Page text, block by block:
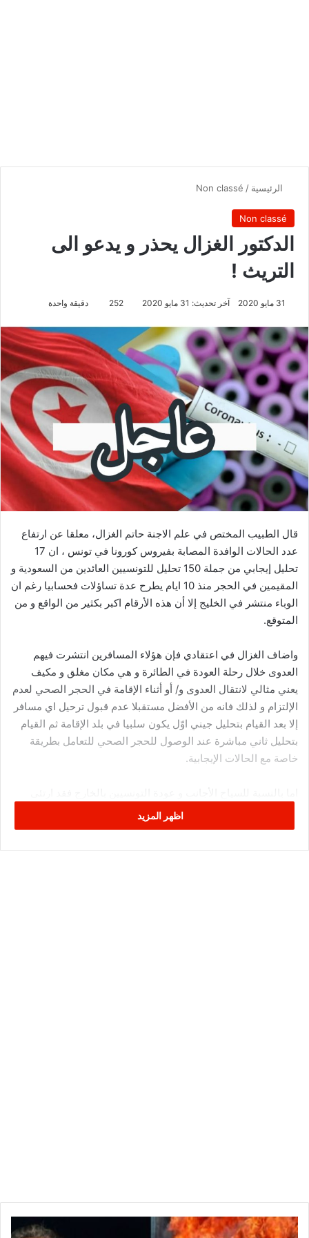
الرئيسية /
Non classé
Non classé
الدكتور الغزال يحذر و يدعو الى
التريث !
31 مايو 2020 آخر تحديث: 31 مايو 2020 252 دقيقة واحدة
قال الطبيب المختص في علم الاجنة حاتم الغزال، معلقا عن ارتفاع
عدد الحالات الوافدة المصابة بفيروس كورونا في تونس ، ان 17
تحليل إيجابي من جملة 150 تحليل للتونسيين العائدين من السعودية و
المقيمين في الحجر منذ 10 ايام يطرح عدة تساؤلات فحسابيا رغم ان
الوباء منتشر في الخليج إلا أن هذه الأرقام اكبر بكثير من الواقع و من
المتوقع.
واضاف الغزال في اعتقادي فإن هؤلاء المسافرين انتشرت فيهم
العدوى خلال رحلة العودة في الطائرة و هي مكان مغلق و مكيف
يعني مثالي لانتقال العدوى و/ أو أثناء الإقامة في الحجر الصحي لعدم
الإلتزام و لذلك فانه من الأفضل مستقبلا عدم قبول ترحيل اي مسافر
إلا بعد القيام بتحليل جيني اوّل يكون سلبيا في بلد الإقامة ثم القيام
بتحليل ثاني مباشرة عند الوصول للحجر الصحي للتعامل بطريقة
خاصة مع الحالات الإيجابية.
الغزال ان ن هذه الطريقة غير كافية حاليا لاصطياد كل المصابين
نظرا للعدد الكبير من الحاملين للفيروس في الخارج و بما ان التحليل
اظهر المزيد
ا